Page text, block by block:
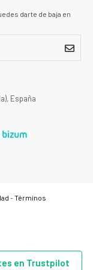
darte de baja en
España
-Términos
en Trustpilot